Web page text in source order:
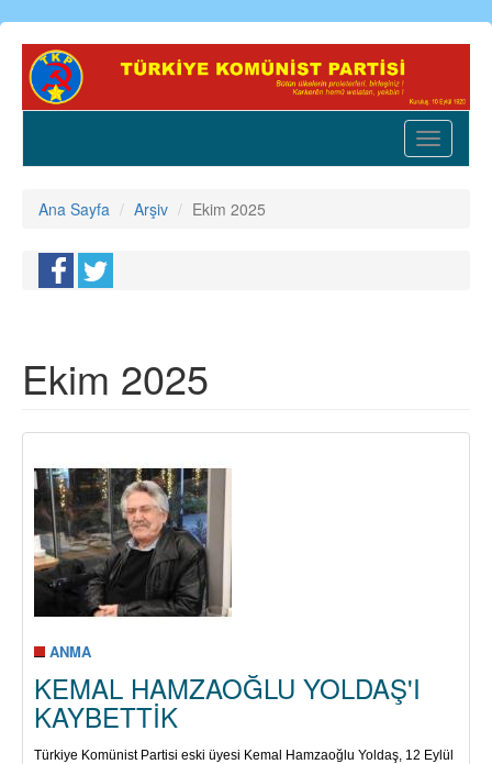
Ana
içeriğe
Toggle
Ana Sayfa Arşiv Ekim 2025
Ekim 2025
ANMA
KEMAL HAMZAOĞLU YOLDAŞ'I
KAYBETTİK
Türkiye Komünist Partisi eski üyesi Kemal Hamzaoğlu Yoldaş, 12 Eylül